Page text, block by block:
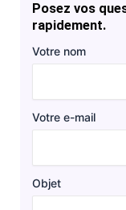
Posez vos
rapidement.
Votre nom
Votre e-mail
Objet